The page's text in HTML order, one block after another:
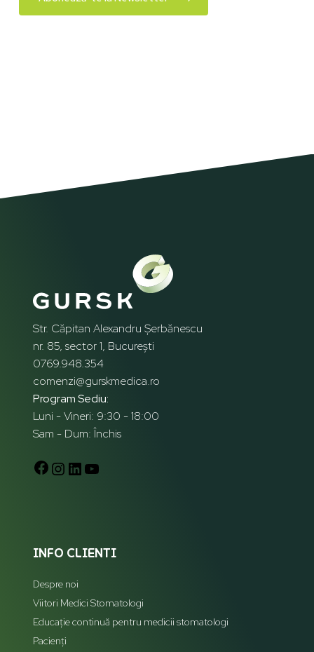
Str. Căpitan Alexandru Șerbănescu
nr. 85, sector 1, București
0769.948.354
comenzi@gurskmedica.ro
Program Sediu:
Luni - Vineri: 9:30 - 18:00
Sam - Dum: Închis
INFO CLIENTI
Despre noi
Viitori Medici Stomatologi
Educație continuă pentru medicii stomatologi
Pacienți